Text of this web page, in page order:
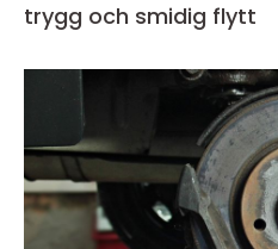
trygg och smidig flytt